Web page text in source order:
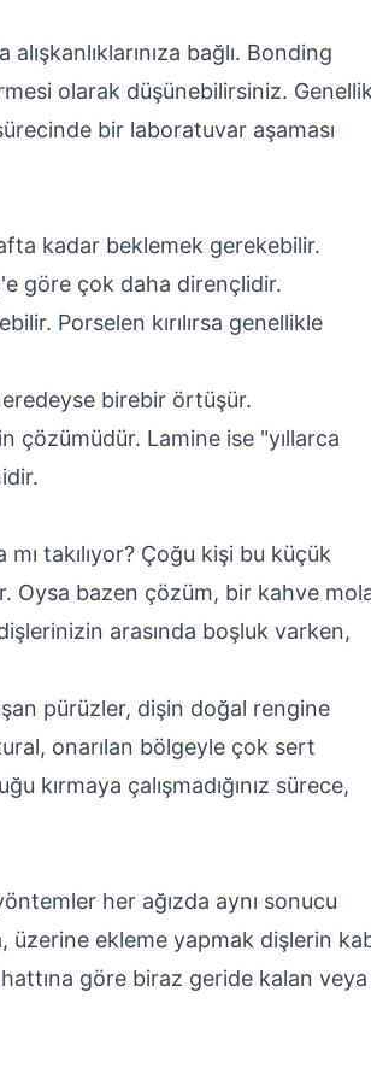
bağlı. Bonding
olarak düşünebilirsiniz.
bir laboratuvar aşaması
kadar beklemek gerekebilir.
göre çok daha dirençlidir.
Porselen kırılırsa genellikle
birebir örtüşür.
Lamine ise "yıllarca
takılıyor? Çoğu kişi bu küçük
Oysa bazen çözüm, bir kahve
arasında boşluk varken,
pürüzler, dişin doğal rengine
onarılan bölgeyle çok sert
kırmaya çalışmadığınız sürece,
her ağızda aynı sonucu
üzerine ekleme yapmak dişlerin
göre biraz geride kalan veya